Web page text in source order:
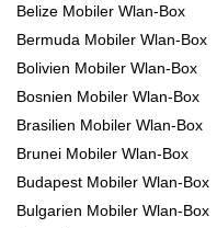
Belize Mobiler Wlan-Box
Bermuda Mobiler Wlan-Box
Bolivien Mobiler Wlan-Box
Bosnien Mobiler Wlan-Box
Brasilien Mobiler Wlan-Box
Brunei Mobiler Wlan-Box
Budapest Mobiler Wlan-Box
Bulgarien Mobiler Wlan-Box